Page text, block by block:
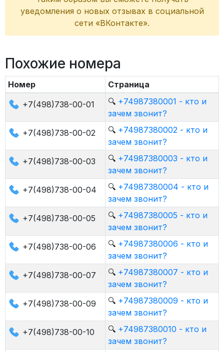
уведомления о новых отзывах в социальной
сети «ВКонтакте».
Похожие номера
Номер
Страница
+7(498)738-00-01
🔍 +74987380001 - кто и
зачем звонит?
+7(498)738-00-02
🔍 +74987380002 - кто и
зачем звонит?
+7(498)738-00-03
🔍 +74987380003 - кто и
зачем звонит?
+7(498)738-00-04
🔍 +74987380004 - кто и
зачем звонит?
+7(498)738-00-05
🔍 +74987380005 - кто и
зачем звонит?
+7(498)738-00-06
🔍 +74987380006 - кто и
зачем звонит?
+7(498)738-00-07
🔍 +74987380007 - кто и
зачем звонит?
+7(498)738-00-09
🔍 +74987380009 - кто и
зачем звонит?
+7(498)738-00-10
🔍 +74987380010 - кто и
зачем звонит?